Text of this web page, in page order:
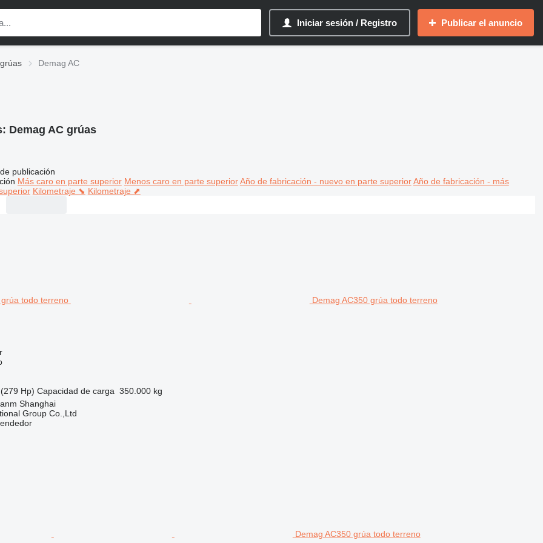
Iniciar sesión / Registro Publicar el anuncio
Demag AC
Demag AC grúas
publicación
Más caro en parte superior Menos caro en parte superior Año de fabricación - nuevo en parte superior Año de fabricación - más
Kilometraje ⬊ Kilometraje ⬈
Demag AC350 grúa todo terreno
Hp) Capacidad de carga 350.000 kg
Shanghai
Group Co.,Ltd
Demag AC350 grúa todo terreno